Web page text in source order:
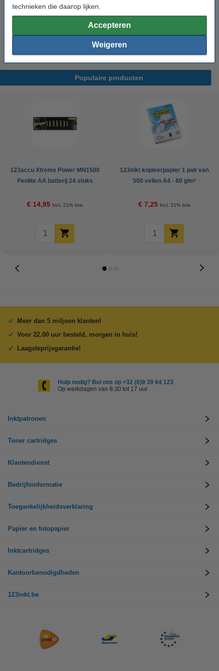
technieken die daarop lijken.
Accepteren
Weigeren
Net als uwtonerseninktpatronen, heeft u ook uw brievenbakken
razendsnel in huis. Bestelt u ze vandaag, dan heeft u ze morgen
al in huis!
Populaire producten
123accu Xtreme Power MN1500
Penlite AA batterij 24 stuks
€ 14,95 Incl. 21% btw
123inkt kopieerpapier 1 pak van
500 vellen A4 - 80 g/m²
€ 7,25 Incl. 21% btw
Meer dan 5 miljoen klanten!
Voor 22.00 uur besteld, morgen in huis!
Laagsteprijsgarantie!
Hulp nodig? Bel ons op +32 (0)9 39 64 123
Op werkdagen van 8.30 tot 17 uur
Inktpatronen
Toner cartridges
Klantendienst
Bedrijfsinformatie
Toegankelijkheidsverklaring
Papier en fotopapier
Inktcartridges
Kantoorbenodigdheden
123inkt.be